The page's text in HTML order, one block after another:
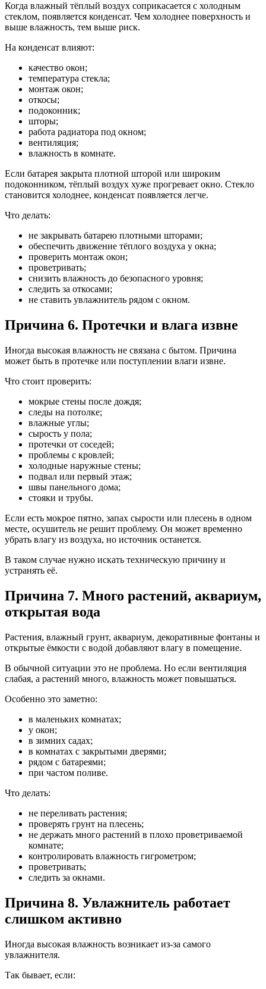
Когда влажный тёплый воздух соприкасается с холодным
стеклом, появляется конденсат. Чем холоднее поверхность и
выше влажность, тем выше риск.
На конденсат влияют:
качество окон;
температура стекла;
монтаж окон;
откосы;
подоконник;
шторы;
работа радиатора под окном;
вентиляция;
влажность в комнате.
Если батарея закрыта плотной шторой или широким
подоконником, тёплый воздух хуже прогревает окно. Стекло
становится холоднее, конденсат появляется легче.
Что делать:
не закрывать батарею плотными шторами;
обеспечить движение тёплого воздуха у окна;
проверить монтаж окон;
проветривать;
снизить влажность до безопасного уровня;
следить за откосами;
не ставить увлажнитель рядом с окном.
Причина 6. Протечки и влага извне
Иногда высокая влажность не связана с бытом. Причина
может быть в протечке или поступлении влаги извне.
Что стоит проверить:
мокрые стены после дождя;
следы на потолке;
влажные углы;
сырость у пола;
протечки от соседей;
проблемы с кровлей;
холодные наружные стены;
подвал или первый этаж;
швы панельного дома;
стояки и трубы.
Если есть мокрое пятно, запах сырости или плесень в одном
месте, осушитель не решит проблему. Он может временно
убрать влагу из воздуха, но источник останется.
В таком случае нужно искать техническую причину и
устранять её.
Причина 7. Много растений, аквариум,
открытая вода
Растения, влажный грунт, аквариум, декоративные фонтаны и
открытые ёмкости с водой добавляют влагу в помещение.
В обычной ситуации это не проблема. Но если вентиляция
слабая, а растений много, влажность может повышаться.
Особенно это заметно:
в маленьких комнатах;
у окон;
в зимних садах;
в комнатах с закрытыми дверями;
рядом с батареями;
при частом поливе.
Что делать:
не переливать растения;
проверять грунт на плесень;
не держать много растений в плохо проветриваемой
комнате;
контролировать влажность гигрометром;
проветривать;
следить за окнами.
Причина 8. Увлажнитель работает
слишком активно
Иногда высокая влажность возникает из-за самого
увлажнителя.
Так бывает, если: